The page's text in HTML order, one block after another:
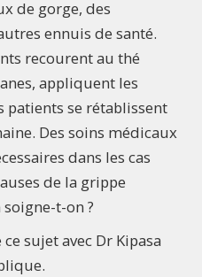
de gorge, des
ennuis de santé.
recourent au thé
appliquent les
patients se rétablissent
Des soins médicaux
dans les cas
de la grippe
t-on ?
sujet avec Dr Kipasa